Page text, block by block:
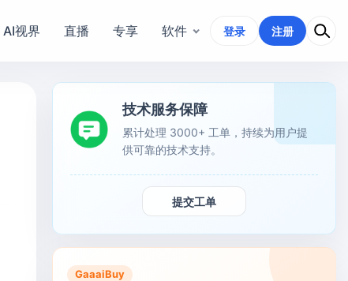
AI视界 直播 专享 软件 登录 注册
技术服务保障
累计处理 3000+ 工单，持续为用户提
供可靠的技术支持。
提交工单
GaaaiBuy